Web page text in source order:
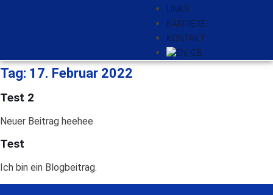
LINKS
KARRIERE
KONTAKT
Tag: 17. Februar 2022
Test 2
Neuer Beitrag heehee
Test
Ich bin ein Blogbeitrag.